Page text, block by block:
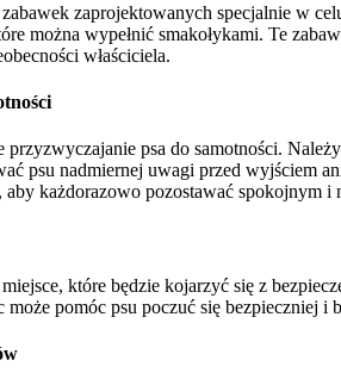
zaprojektowanych specjalnie w
można wypełnić smakołykami. Te
właściciela.
psa do samotności.
psu nadmiernej uwagi przed wyjściem
każdorazowo pozostawać spokojnym i
które będzie kojarzyć się z
pomóc psu poczuć się bezpieczniej i